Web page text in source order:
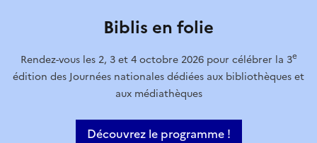
Biblis en folie
Rendez-vous les 2, 3 et 4 octobre 2026 pour célébrer la 3e
édition des Journées nationales dédiées aux bibliothèques et
aux médiathèques
Découvrez le programme !